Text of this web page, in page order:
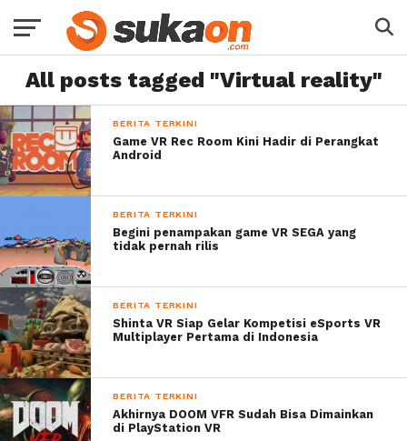
All posts tagged "Virtual reality"
BERITA TERKINI
Game VR Rec Room Kini Hadir di Perangkat
Android
BERITA TERKINI
Begini penampakan game VR SEGA yang
tidak pernah rilis
BERITA TERKINI
Shinta VR Siap Gelar Kompetisi eSports VR
Multiplayer Pertama di Indonesia
BERITA TERKINI
Akhirnya DOOM VFR Sudah Bisa Dimainkan
di PlayStation VR